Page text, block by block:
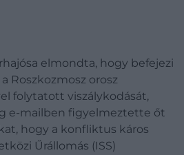
elmondta, hogy befejezi
Roszkozmosz orosz
folytatott viszálykodását,
e-mailben figyelmeztette őt
hogy a konfliktus káros
Űrállomás (ISS)